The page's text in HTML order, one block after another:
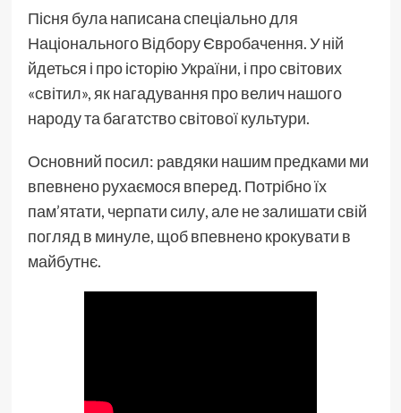
Пісня була написана спеціально для
Національного Відбору Євробачення. У ній
йдеться і про історію України, і про світових
«світил», як нагадування про велич нашого
народу та багатство світової культури.
Основний посил: pавдяки нашим предками ми
впевнено рухаємося вперед. Потрібно їх
пам’ятати, черпати силу, але не залишати свій
погляд в минуле, щоб впевнено крокувати в
майбутнє.